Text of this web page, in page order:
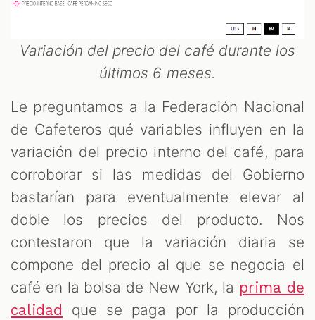
Variación del precio del café durante los
últimos 6 meses.
Le preguntamos a la Federación Nacional
de Cafeteros qué variables influyen en la
variación del precio interno del café, para
corroborar si las medidas del Gobierno
bastarían para eventualmente elevar al
doble los precios del producto. Nos
contestaron que la variación diaria se
compone del precio al que se negocia el
café en la bolsa de New York, la prima de
calidad
que se paga por la producción